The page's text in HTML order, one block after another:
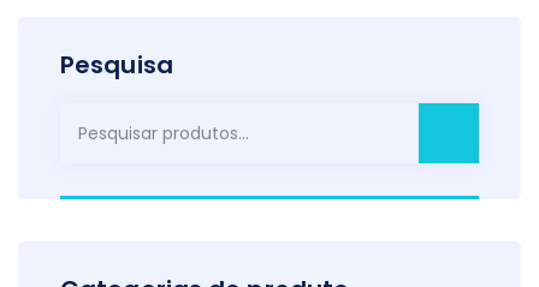
Pesquisa
Pesquisar